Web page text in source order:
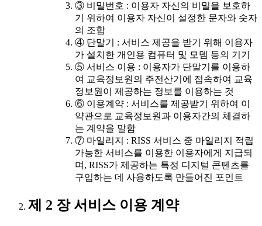
③ 비밀번호 : 이용자 자신의 비밀을 보호하
기 위하여 이용자 자신이 설정한 문자와 숫자
의 조합
④ 단말기 : 서비스 제공을 받기 위해 이용자
가 설치한 개인용 컴퓨터 및 모뎀 등의 기기
⑤ 서비스 이용 : 이용자가 단말기를 이용하
여 교육정보원의 주전산기에 접속하여 교육
정보원이 제공하는 정보를 이용하는 것
⑥ 이용계약 : 서비스를 제공받기 위하여 이
약관으로 교육정보원과 이용자간의 체결하
는 계약을 말함
⑦ 마일리지 : RISS 서비스 중 마일리지 적립
가능한 서비스를 이용한 이용자에게 지급되
며, RISS가 제공하는 특정 디지털 콘텐츠를
구입하는 데 사용하도록 만들어진 포인트
제 2 장 서비스 이용 계약